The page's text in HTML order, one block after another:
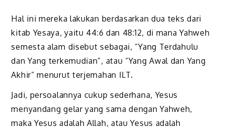
Hal ini mereka lakukan berdasarkan dua teks dari
kitab Yesaya, yaitu 44:6 dan 48:12, di mana Yahweh
semesta alam disebut sebagai, “Yang Terdahulu
dan Yang terkemudian”, atau “Yang Awal dan Yang
Akhir” menurut terjemahan ILT.
Jadi, persoalannya cukup sederhana, Yesus
menyandang gelar yang sama dengan Yahweh,
maka Yesus adalah Allah, atau Yesus adalah